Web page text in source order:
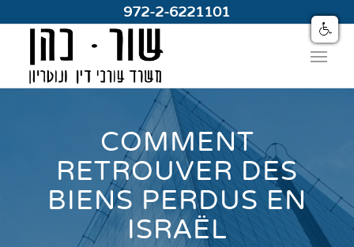
972-2-6221101
COMMENT
RETROUVER DES
BIENS PERDUS EN
ISRAËL